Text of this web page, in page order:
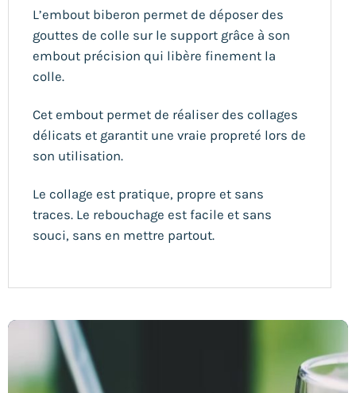
L’embout biberon permet de déposer des
gouttes de colle sur le support grâce à son
embout précision qui libère finement la
colle.
Cet embout permet de réaliser des collages
délicats et garantit une vraie propreté lors de
son utilisation.
Le collage est pratique, propre et sans
traces. Le rebouchage est facile et sans
souci, sans en mettre partout.